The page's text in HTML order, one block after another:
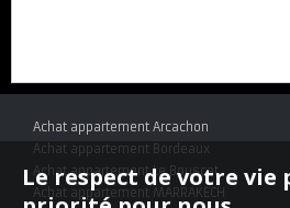
Achat appartement Arcachon
Achat appartement Bordeaux
Achat appartement Le Bouscat
Achat appartement MARRAKECH
Le respect de votre vie